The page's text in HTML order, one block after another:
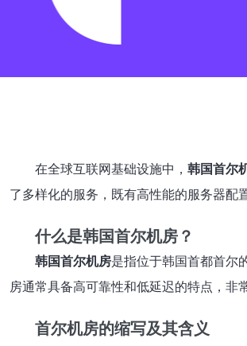
在全球互联网基础设施中， 韩国首尔
了多样化的服务，既有高性能的服务器配
什么是韩国首尔机房？
韩国首尔机房是指位于韩国首都首尔
房通常具备高可靠性和低延迟的特点，非
首尔机房的缩写及其含义